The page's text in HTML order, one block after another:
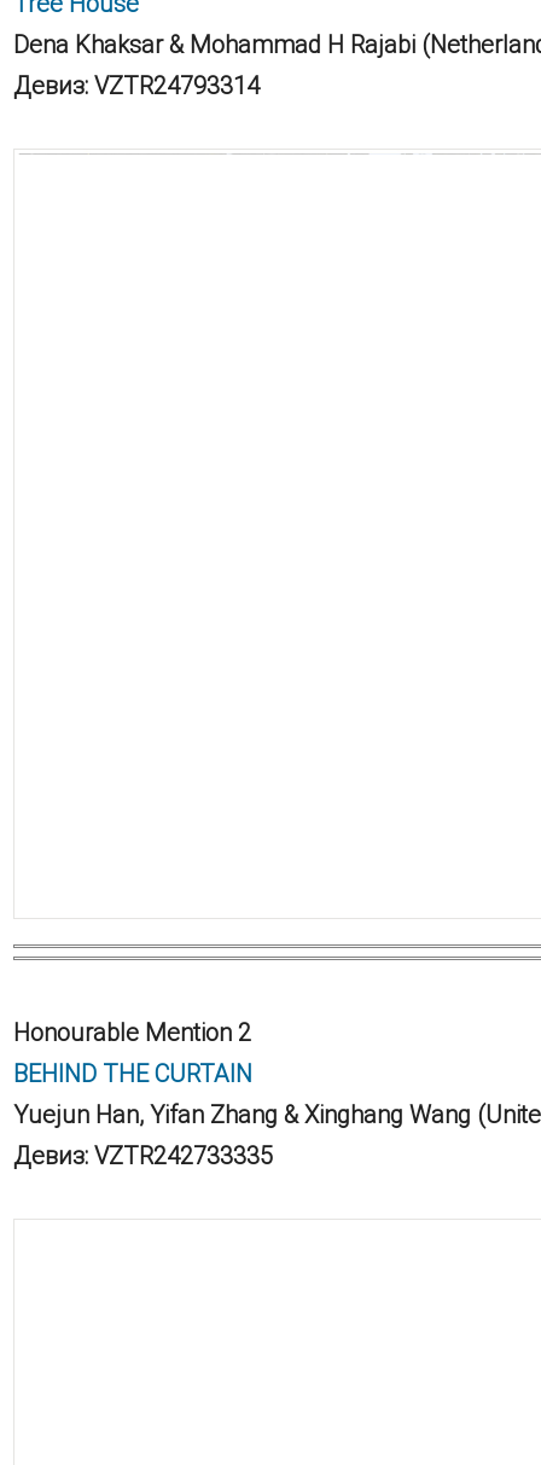
Dena Khaksar & Mohammad H Rajabi
Девиз: VZTR24793314
Honourable Mention 2
BEHIND THE CURTAIN
Yuejun Han, Yifan Zhang & Xinghang Wang
Девиз: VZTR242733335